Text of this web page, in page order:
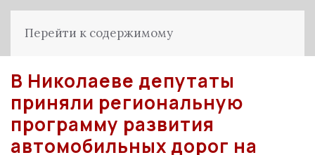
Перейти к содержимому
В Николаеве депутаты
приняли региональную
программу развития
автомобильных дорог на